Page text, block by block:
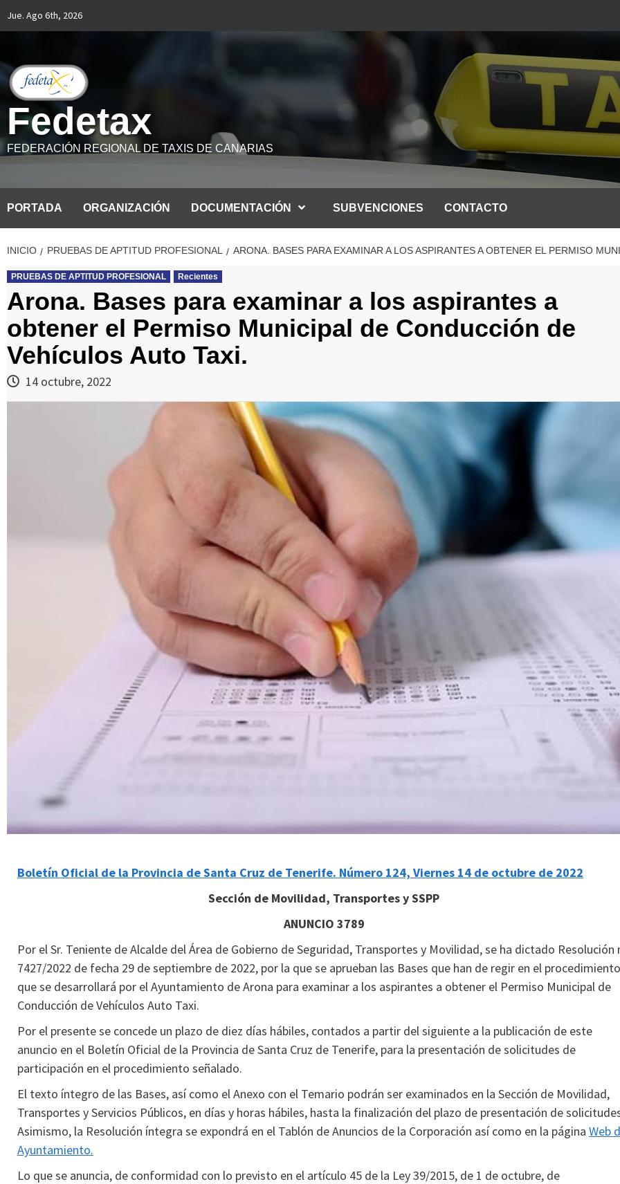
Jue. Ago 6th, 2026
Fedetax
FEDERACIÓN REGIONAL DE TAXIS DE CANARIAS
PORTADA ORGANIZACIÓN DOCUMENTACIÓN SUBVENCIONES CONTACTO
INICIO PRUEBAS DE APTITUD PROFESIONAL ARONA. BASES PARA EXAMINAR A LOS ASPIRANTES A OBTENER EL PERMISO
PRUEBAS DE APTITUD PROFESIONAL Recientes
Arona. Bases para examinar a los aspirantes a
obtener el Permiso Municipal de Conducción de
Vehículos Auto Taxi.
14 octubre, 2022
Boletín Oficial de la Provincia de Santa Cruz de Tenerife. Número 124, Viernes 14 de octubre de 2022
Sección de Movilidad, Transportes y SSPP
ANUNCIO 3789
Por el Sr. Teniente de Alcalde del Área de Gobierno de Seguridad, Transportes y Movilidad, se ha dictado Resolución
7427/2022 de fecha 29 de septiembre de 2022, por la que se aprueban las Bases que han de regir en el procedimiento
que se desarrollará por el Ayuntamiento de Arona para examinar a los aspirantes a obtener el Permiso Municipal de
Conducción de Vehículos Auto Taxi.
Por el presente se concede un plazo de diez días hábiles, contados a partir del siguiente a la publicación de este
anuncio en el Boletín Oficial de la Provincia de Santa Cruz de Tenerife, para la presentación de solicitudes de
participación en el procedimiento señalado.
El texto íntegro de las Bases, así como el Anexo con el Temario podrán ser examinados en la Sección de Movilidad,
Transportes y Servicios Públicos, en días y horas hábiles, hasta la finalización del plazo de presentación de
Asimismo, la Resolución íntegra se expondrá en el Tablón de Anuncios de la Corporación así como en la página Web
Ayuntamiento.
Lo que se anuncia, de conformidad con lo previsto en el artículo 45 de la Ley 39/2015, de 1 de octubre, de